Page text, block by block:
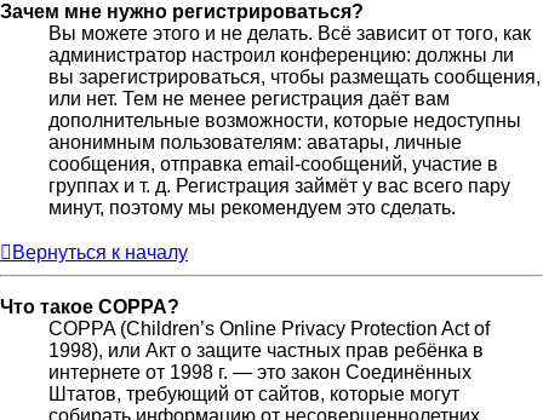
Зачем мне нужно регистрироваться?
Вы можете этого и не делать. Всё зависит от того, как
администратор настроил конференцию: должны ли
вы зарегистрироваться, чтобы размещать сообщения,
или нет. Тем не менее регистрация даёт вам
дополнительные возможности, которые недоступны
анонимным пользователям: аватары, личные
сообщения, отправка email-сообщений, участие в
группах и т. д. Регистрация займёт у вас всего пару
минут, поэтому мы рекомендуем это сделать.
Вернуться к началу
Что такое COPPA?
COPPA (Children’s Online Privacy Protection Act of
1998), или Акт о защите частных прав ребёнка в
интернете от 1998 г. — это закон Соединённых
Штатов, требующий от сайтов, которые могут
собирать информацию от несовершеннолетних